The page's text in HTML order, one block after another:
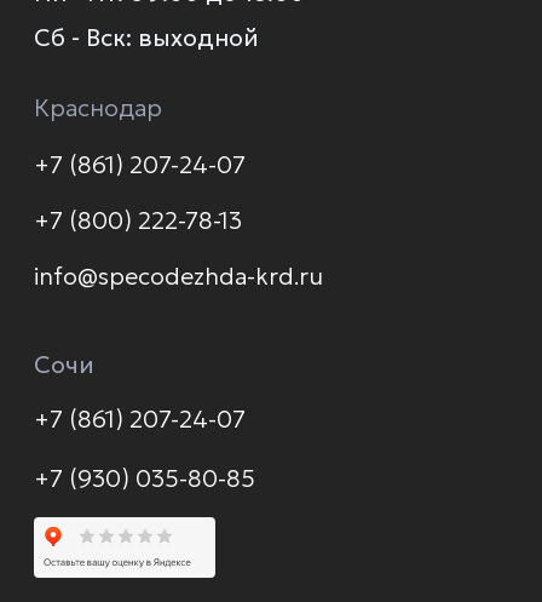
О компании
Политика конфиденциальности
Доставка и оплата
Контакты
Каталог